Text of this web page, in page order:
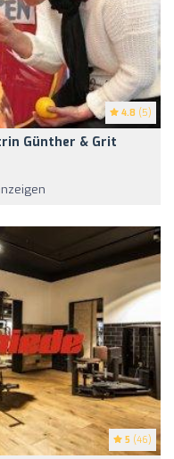
4.8 (5)
Günther & Grit
5 (46)